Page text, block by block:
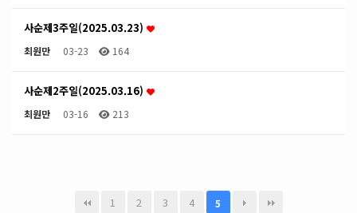
사순제3주일(2025.03.23)
최원만 03-23 164
사순제2주일(2025.03.16)
최원만 03-16 213
1 2 3 4 5